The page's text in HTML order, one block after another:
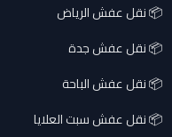
📦 نقل عفش الرياض
📦 نقل عفش جدة
📦 نقل عفش الباحة
📦 نقل عفش سبت العلايا